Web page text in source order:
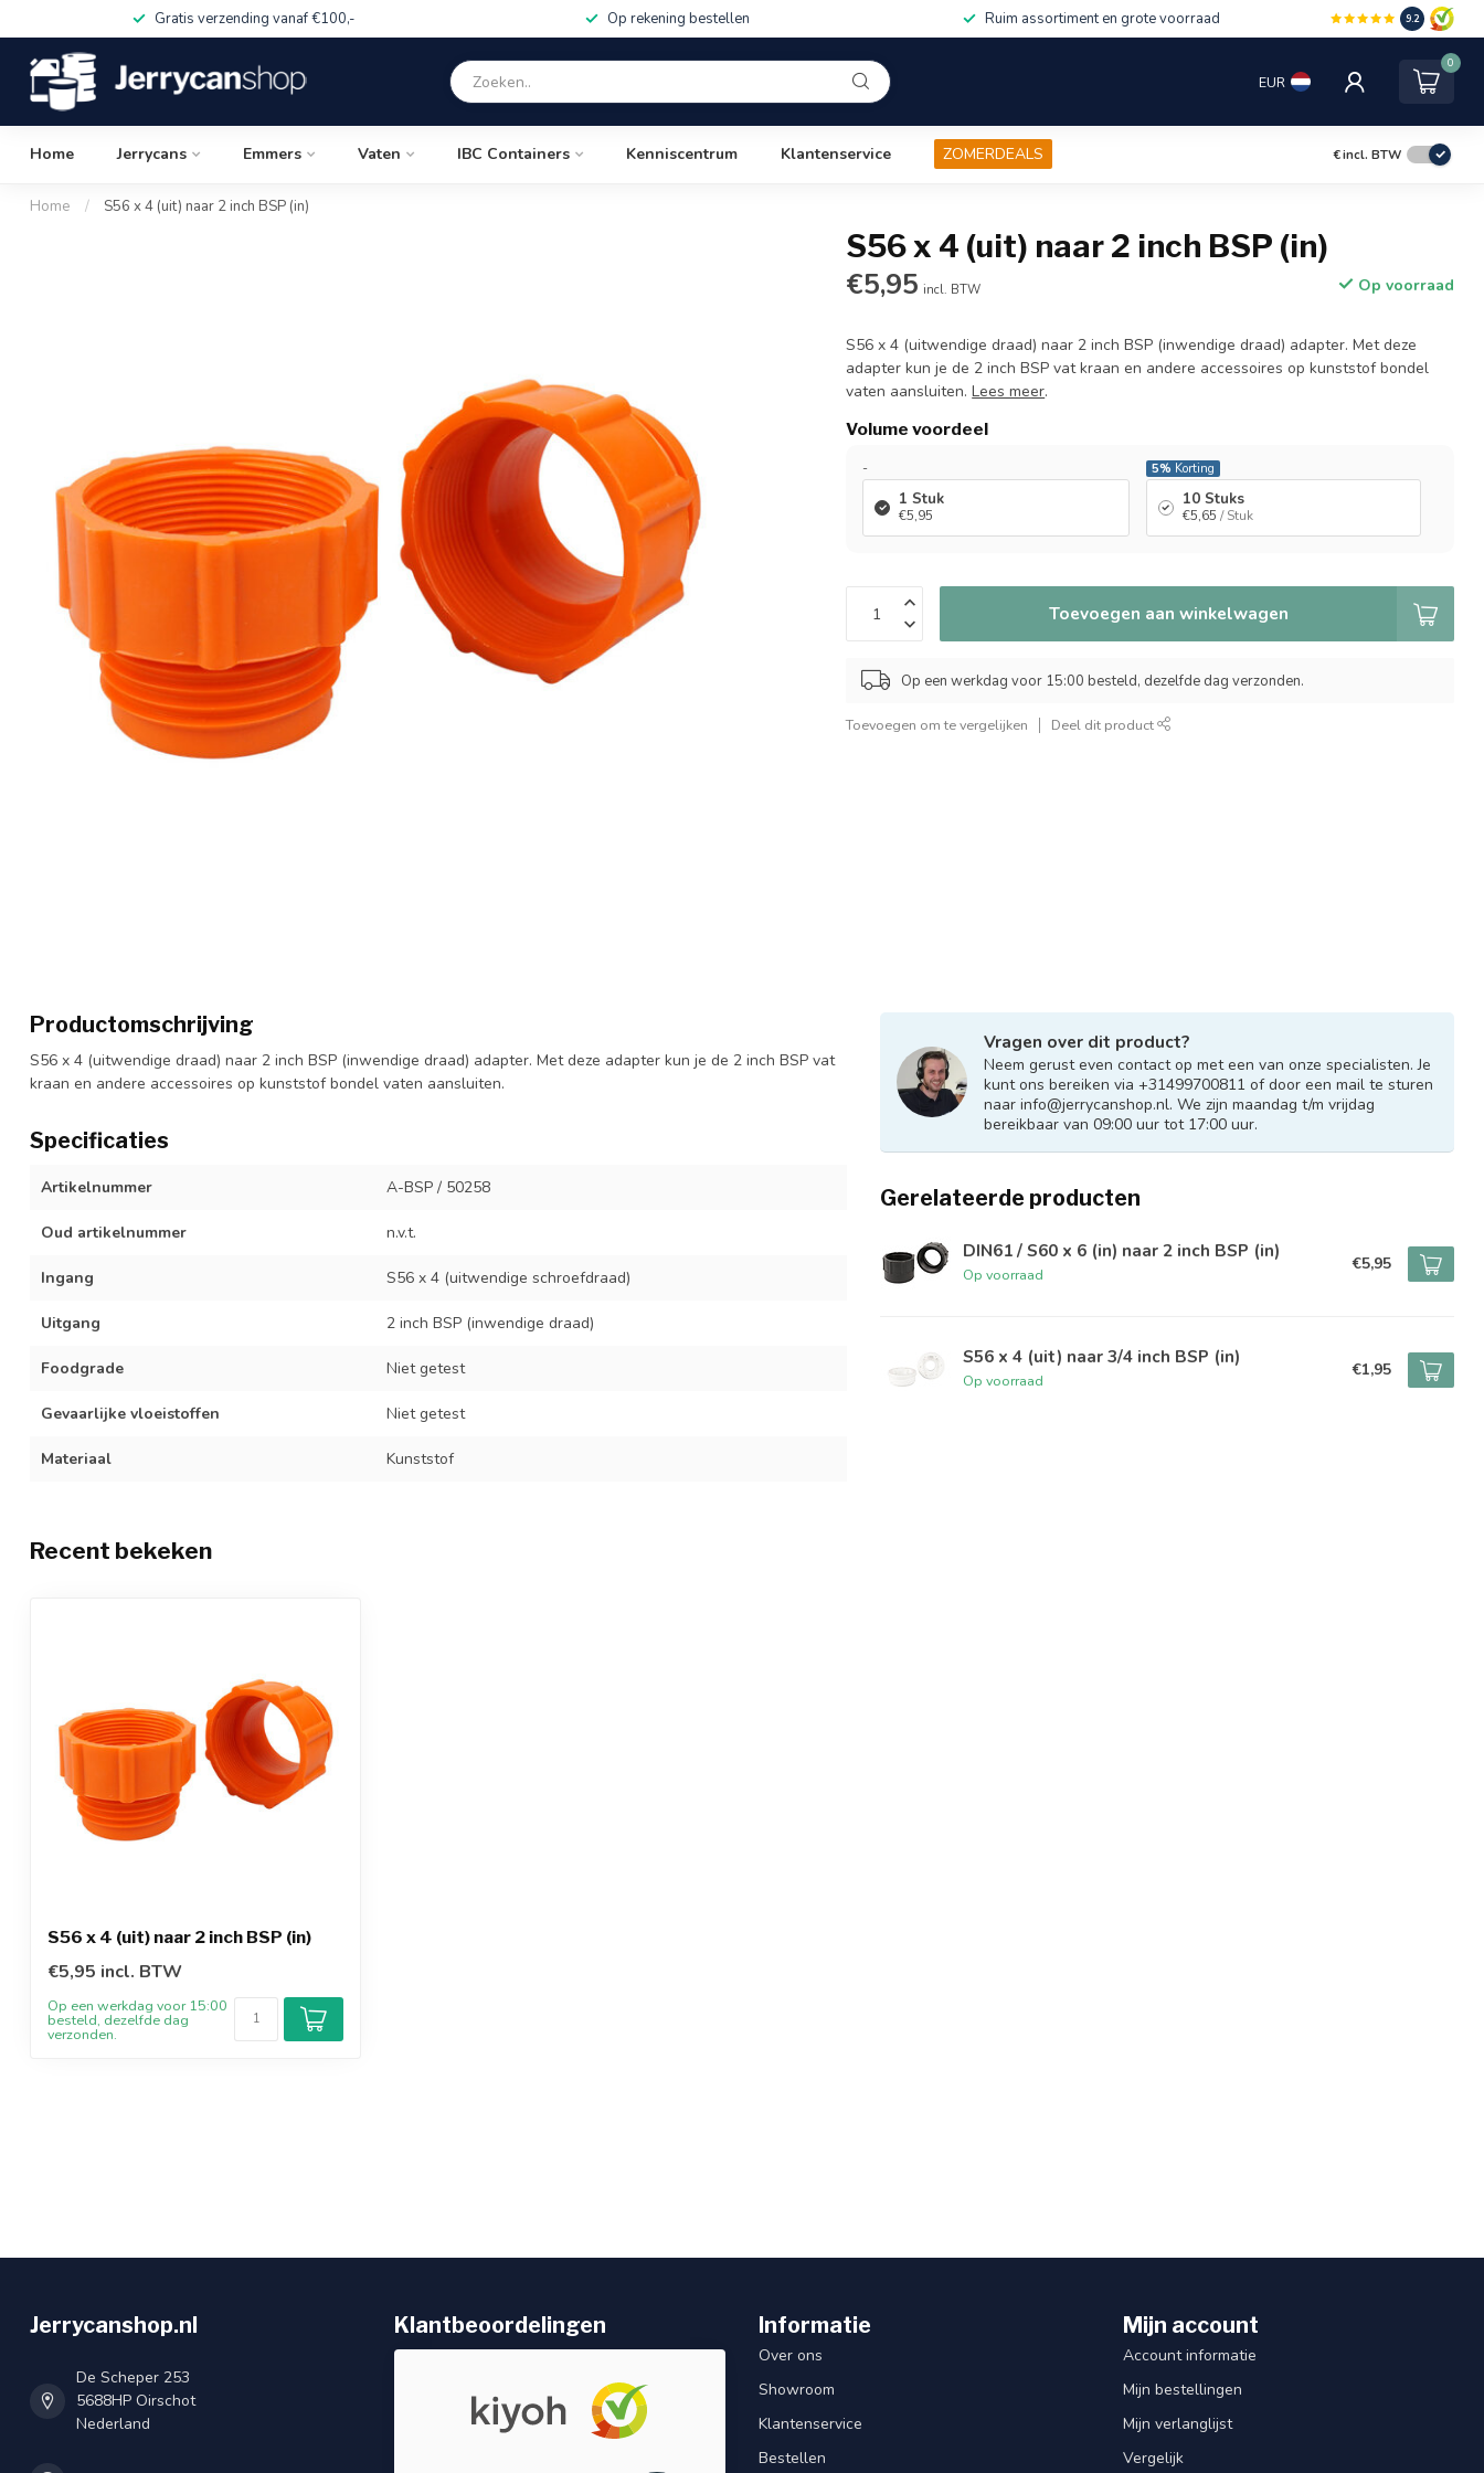
Gratis verzending vanaf €100,- Op rekening bestellen Ruim assortiment en grote voorraad 9.2
EUR
0
Home Jerrycans Emmers Vaten IBC Containers Kenniscentrum Klantenservice ZOMERDEALS €incl. BTW
Home / S56 x 4 (uit) naar 2 inch BSP (in)
S56 x 4 (uit) naar 2 inch BSP (in)
€5,95 incl. BTW Op voorraad
S56 x 4 (uitwendige draad) naar 2 inch BSP (inwendige draad) adapter. Met deze
adapter kun je de 2 inch BSP vat kraan en andere accessoires op kunststof bondel
vaten aansluiten.Lees meer.
Volume voordeel
-
1 Stuk
€5,95
5% Korting
10 Stuks
€5,65 / Stuk
Toevoegen aan winkelwagen
Op een werkdag voor 15:00 besteld, dezelfde dag verzonden.
Toevoegen om te vergelijken Deel dit product
Productomschrijving
S56 x 4 (uitwendige draad) naar 2 inch BSP (inwendige draad) adapter. Met deze adapter kun je de 2 inch BSP vat
kraan en andere accessoires op kunststof bondel vaten aansluiten.
Specificaties
Artikelnummer A-BSP / 50258
Oud artikelnummer n.v.t.
Ingang S56 x 4 (uitwendige schroefdraad)
Uitgang 2 inch BSP (inwendige draad)
Foodgrade Niet getest
Gevaarlijke vloeistoffen Niet getest
Materiaal Kunststof
Vragen over dit product?
Neem gerust even contact op met een van onze specialisten. Je
kunt ons bereiken via +31499700811 of door een mail te sturen
naar info@jerrycanshop.nl. We zijn maandag t/m vrijdag
bereikbaar van 09:00 uur tot 17:00 uur.
Gerelateerde producten
DIN61 / S60 x 6 (in) naar 2 inch BSP (in)
Op voorraad
€5,95
S56 x 4 (uit) naar 3/4 inch BSP (in)
Op voorraad
€1,95
Recent bekeken
S56 x 4 (uit) naar 2 inch BSP (in)
€5,95 incl. BTW
Op een werkdag voor 15:00
besteld, dezelfde dag
verzonden.
Jerrycanshop.nl
De Scheper 253
5688HP Oirschot
Nederland
Klantbeoordelingen Informatie
Over ons
Showroom
Klantenservice
Bestellen
Mijn account
Account informatie
Mijn bestellingen
Mijn verlanglijst
Vergelijk